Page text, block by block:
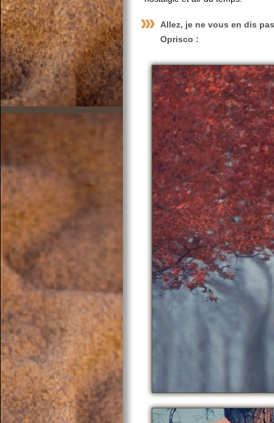
Allez, je ne vous en dis
Oprisco :